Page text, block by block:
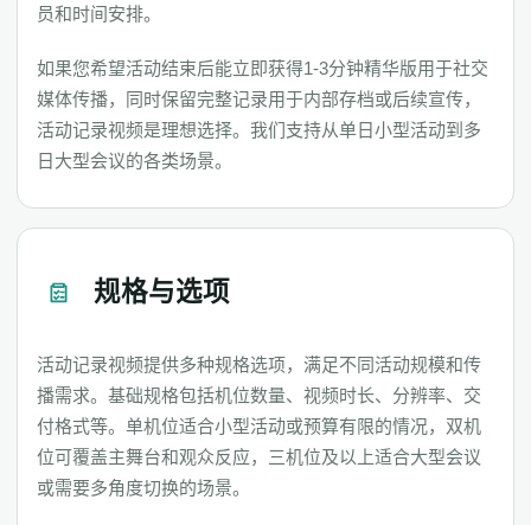
员和时间安排。
如果您希望活动结束后能立即获得1-3分钟精华版用于社交
媒体传播，同时保留完整记录用于内部存档或后续宣传，
活动记录视频是理想选择。我们支持从单日小型活动到多
日大型会议的各类场景。
规格与选项
活动记录视频提供多种规格选项，满足不同活动规模和传
播需求。基础规格包括机位数量、视频时长、分辨率、交
付格式等。单机位适合小型活动或预算有限的情况，双机
位可覆盖主舞台和观众反应，三机位及以上适合大型会议
或需要多角度切换的场景。